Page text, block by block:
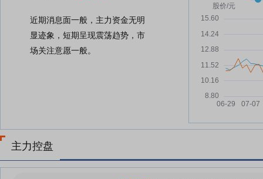
近期消息面一般，主力资金无明
显迹象，短期呈现震荡趋势，市
场关注意愿一般。
主力控盘